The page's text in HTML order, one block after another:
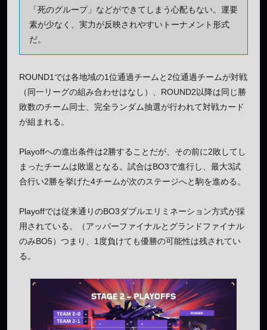
「死のグループ」などができてしまう心配もない。運要
素が少なく、実力が反映されやすいトーナメント形式
だ。
ROUND1では各地域の1位通過チームと2位通過チームが対戦
（同一リーグの組み合わせはなし）、ROUND2以降は同じ勝
敗数のチーム同士、完全ランダム抽選が行われて対戦カード
が組まれる。
Playoffへの進出条件は2勝することだが、その前に2敗してし
まったチームは敗退となる。試合はBO3で進行し、最大3試
合行い2勝を挙げた4チームが次のステージへと駒を進める。
Playoffでは従来通りのBO3ダブルエリミネーション方式が採
用されている。（アッパーファイナルとグランドファイナル
のみBO5）つまり、1度負けても優勝の可能性は残されてい
る。